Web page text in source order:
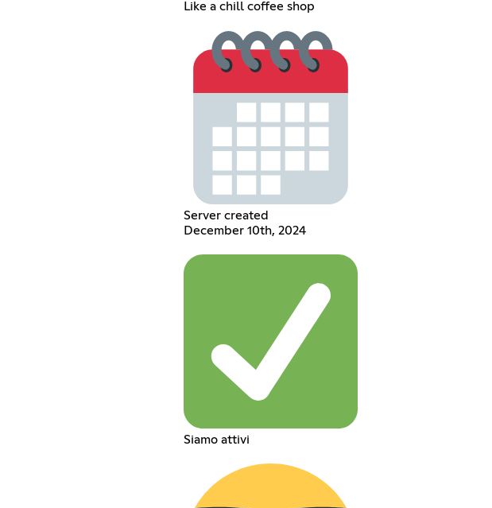
Like a chill coffee shop
Server created
December 10th, 2024
Siamo attivi